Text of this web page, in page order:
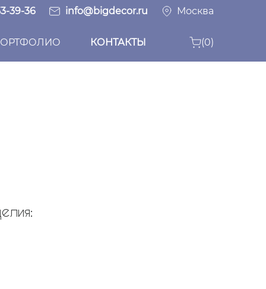
39-36 info@bigdecor.ru Москва
КОНТАКТЫ (0)